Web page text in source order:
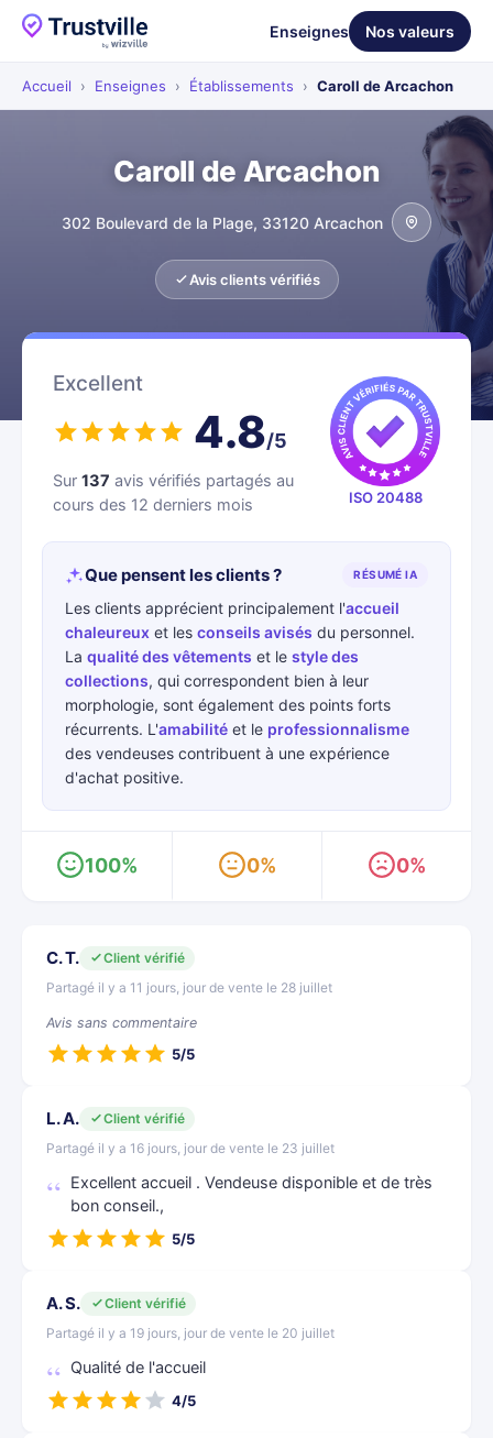
Enseignes Nos valeurs
Accueil › Enseignes › Établissements › Caroll de Arcachon
Caroll de Arcachon
302 Boulevard de la Plage, 33120 Arcachon
Avis clients vérifiés
Excellent
4.8/5
Sur 137 avis vérifiés partagés au
cours des 12 derniers mois
ISO 20488
Que pensent les clients ? RÉSUMÉ IA
Les clients apprécient principalement l'accueil
chaleureux et les conseils avisés du personnel.
La qualité des vêtements et le style des
collections, qui correspondent bien à leur
morphologie, sont également des points forts
récurrents. L'amabilité et le professionnalisme
des vendeuses contribuent à une expérience
d'achat positive.
100% 0% 0%
C. T.
Client vérifié
Partagé il y a 11 jours, jour de vente le 28 juillet
Avis sans commentaire
5/5
L. A.
Client vérifié
Partagé il y a 16 jours, jour de vente le 23 juillet
Excellent accueil . Vendeuse disponible et de très
bon conseil.,
5/5
A. S.
Client vérifié
Partagé il y a 19 jours, jour de vente le 20 juillet
Qualité de l'accueil
4/5